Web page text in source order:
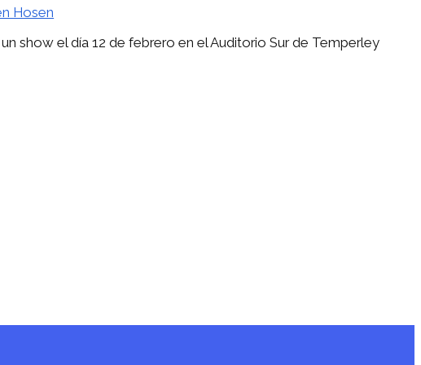
Hosen
show el día 12 de febrero en el Auditorio Sur de Temperley